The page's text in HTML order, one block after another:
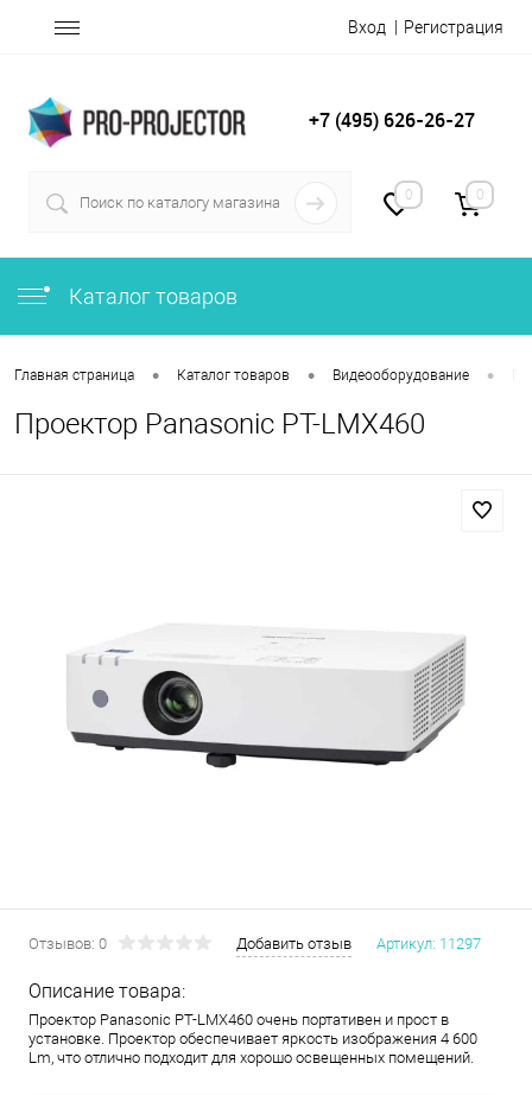
Вход Регистрация
+7 (495) 626-26-27
0 0
Каталог товаров
Главная страница • Каталог товаров • Видеооборудование •
Проектор Panasonic PT-LMX460
Отзывов: 0 Добавить отзыв Артикул: 11297
Описание товара:
Проектор Panasonic PT-LMX460 очень портативен и прост в
установке. Проектор обеспечивает яркость изображения 4 600
Lm, что отлично подходит для хорошо освещенных помещений.